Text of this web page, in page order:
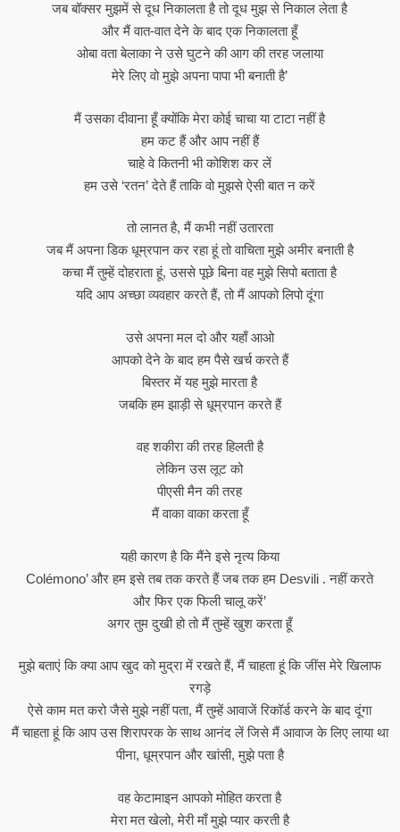
जब बॉक्सर मुझमें से दूध निकालता है तो दूध मुझ से निकाल लेता है
और मैं वात-वात देने के बाद एक निकालता हूँ
ओबा वता बेलाका ने उसे घुटने की आग की तरह जलाया
मेरे लिए वो मुझे अपना पापा भी बनाती है’
मैं उसका दीवाना हूँ क्योंकि मेरा कोई चाचा या टाटा नहीं है
हम कट हैं और आप नहीं हैं
चाहे वे कितनी भी कोशिश कर लें
हम उसे ‘रतन’ देते हैं ताकि वो मुझसे ऐसी बात न करें
तो लानत है, मैं कभी नहीं उतारता
जब मैं अपना डिक धूम्रपान कर रहा हूं तो वाचिता मुझे अमीर बनाती है
कचा मैं तुम्हें दोहराता हूं, उससे पूछे बिना वह मुझे सिपो बताता है
यदि आप अच्छा व्यवहार करते हैं, तो मैं आपको लिपो दूंगा
उसे अपना मल दो और यहाँ आओ
आपको देने के बाद हम पैसे खर्च करते हैं
बिस्तर में यह मुझे मारता है
जबकि हम झाड़ी से धूम्रपान करते हैं
वह शकीरा की तरह हिलती है
लेकिन उस लूट को
पीएसी मैन की तरह
मैं वाका वाका करता हूँ
यही कारण है कि मैंने इसे नृत्य किया
Colémono’ और हम इसे तब तक करते हैं जब तक हम Desvili . नहीं करते
और फिर एक फिली चालू करें’
अगर तुम दुखी हो तो मैं तुम्हें खुश करता हूँ
मुझे बताएं कि क्या आप खुद को मुद्रा में रखते हैं, मैं चाहता हूं कि जींस मेरे खिलाफ
रगड़े
ऐसे काम मत करो जैसे मुझे नहीं पता, मैं तुम्हें आवाजें रिकॉर्ड करने के बाद दूंगा
मैं चाहता हूं कि आप उस शिरापरक के साथ आनंद लें जिसे मैं आवाज के लिए लाया था
पीना, धूम्रपान और खांसी, मुझे पता है
वह केटामाइन आपको मोहित करता है
मेरा मत खेलो, मेरी माँ मुझे प्यार करती है